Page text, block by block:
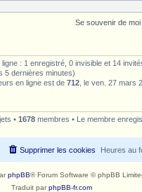
Se souvenir de moi
: 1 enregistré, 0 invisible et 14
5 dernières minutes)
en ligne est de 712 , le ven. 27 mars
• 1678 membres • Le membre
Heures au
Supprimer les cookies
phpBB® Forum Software © phpBB
Traduit parphpBB-fr.com